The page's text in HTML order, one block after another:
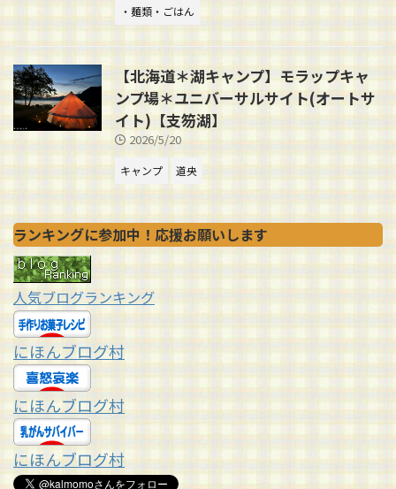
・麺類・ごはん
【北海道＊湖キャンプ】モラップキャ
ンプ場＊ユニバーサルサイト(オートサ
イト)【支笏湖】
2026/5/20
キャンプ 道央
ランキングに参加中！応援お願いします
人気ブログランキング
にほんブログ村
にほんブログ村
にほんブログ村